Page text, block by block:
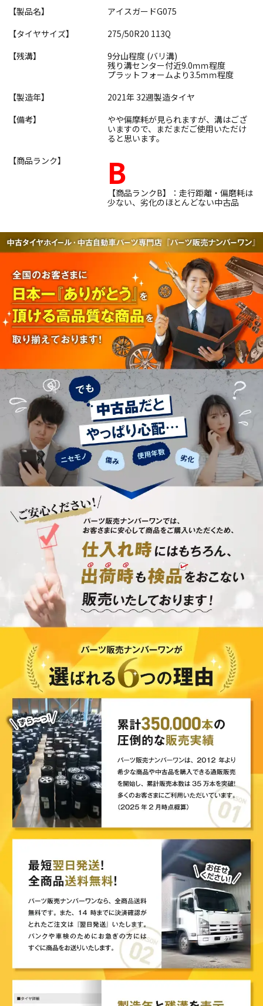
【製品名】
アイスガードG075
【タイヤサイズ】
275/50R20 113Q
【残溝】
9分山程度 (バリ溝)
残り溝センター付近9.0ｍｍ程度
プラットフォームより3.5ｍｍ程度
【製造年】
2021年 32週製造タイヤ
【備考】
やや偏摩耗が見られますが、溝はござ
いますので、まだまだご使用いただけ
ると思います。
【商品ランク】
B
【商品ランクB】：走行距離・偏磨耗は
少ない、劣化のほとんどない中古品